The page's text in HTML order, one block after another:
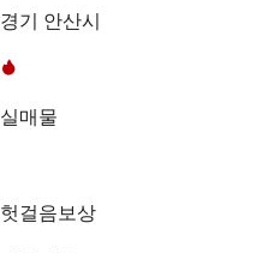
경기 안산시
실매물
헛걸음보상